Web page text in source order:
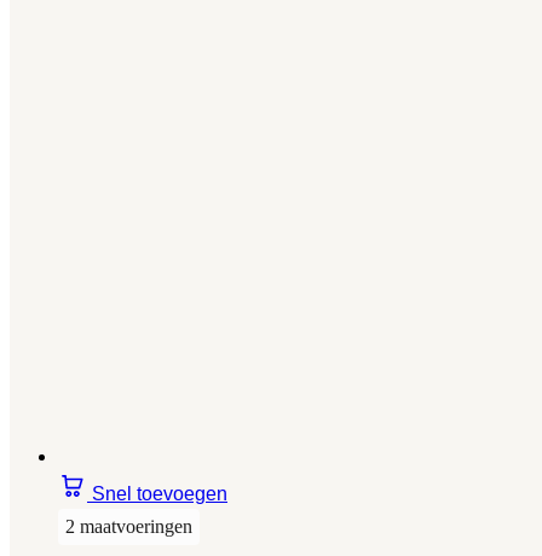
Snel toevoegen
2 maatvoeringen